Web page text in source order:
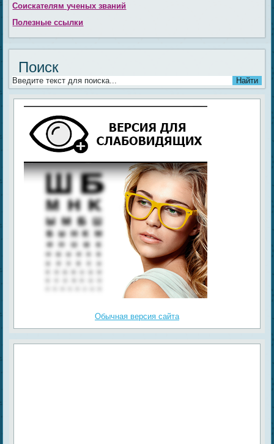
Соискателям ученых званий
Полезные ссылки
Поиск
Обычная версия сайта